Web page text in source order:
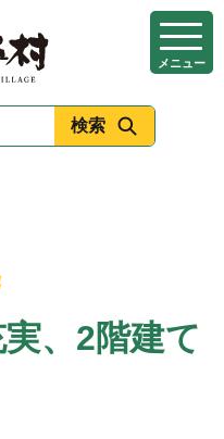
メニュー
、2階建て